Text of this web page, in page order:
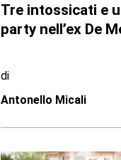
Tre intossicati e
party nell’ex De
di
Antonello Micali